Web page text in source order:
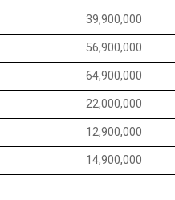
39,900,000
56,900,000
64,900,000
22,000,000
12,900,000
14,900,000